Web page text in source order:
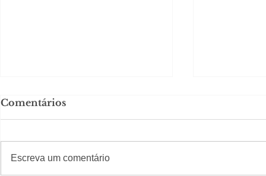
Comentários
Escreva um comentário
#Sugestões